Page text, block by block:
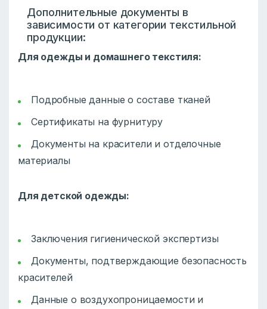
Дополнительные документы в
зависимости от категории текстильной
продукции:
Для одежды и домашнего текстиля:
Подробные данные о составе тканей
Сертификаты на фурнитуру
Документы на красители и отделочные
материалы
Для детской одежды:
Заключения гигиенической экспертизы
Документы, подтверждающие безопасность
красителей
Данные о воздухопроницаемости и